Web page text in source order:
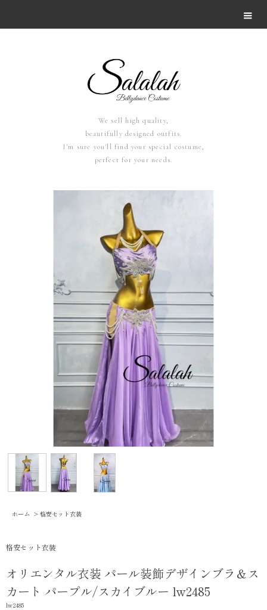
We sell high quality,
beautifully designed outfits.
I'm sure you'll find your special costume,
perfect for your needs.
ホーム > 格安セット衣装
格安セット衣装
オリエンタル衣装 パール装飾デザインブラ＆ス
カート パープル/スカイブルー lw2485
lw2485